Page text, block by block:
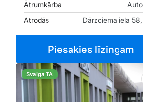
Ātrumkārba
Atrodās
Dārzciema iela 58,
Piesakies līzingam
Svaiga TA